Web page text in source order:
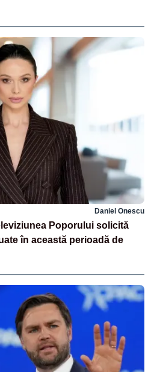
Daniel Onescu
Poporului solicită
în această perioadă de